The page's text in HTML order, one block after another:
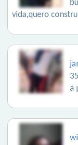
vida,quero
a